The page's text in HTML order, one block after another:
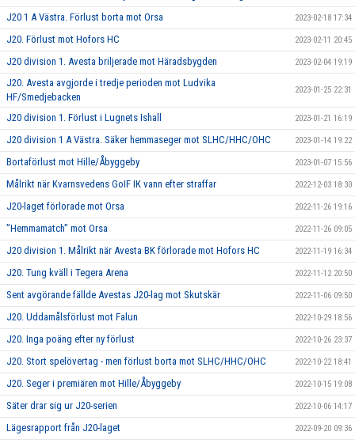
J20 1 A Västra. Förlust borta mot Orsa 2023-02-18 17:34
J20. Förlust mot Hofors HC 2023-02-11 20:45
J20 division 1. Avesta briljerade mot Häradsbygden 2023-02-04 19:19
J20. Avesta avgjorde i tredje perioden mot Ludvika
HF/Smedjebacken
2023-01-25 22:31
J20 division 1. Förlust i Lugnets Ishall 2023-01-21 16:19
J20 division 1 A Västra. Säker hemmaseger mot SLHC/HHC/OHC 2023-01-14 19:22
Bortaförlust mot Hille/Åbyggeby 2023-01-07 15:56
Målrikt när Kvarnsvedens GoIF IK vann efter straffar 2022-12-03 18:30
J20-laget förlorade mot Orsa 2022-11-26 19:16
”Hemmamatch” mot Orsa 2022-11-26 09:05
J20 division 1. Målrikt när Avesta BK förlorade mot Hofors HC 2022-11-19 16:34
J20. Tung kväll i Tegera Arena 2022-11-12 20:50
Sent avgörande fällde Avestas J20-lag mot Skutskär 2022-11-06 09:50
J20. Uddamålsförlust mot Falun 2022-10-29 18:56
J20. Inga poäng efter ny förlust 2022-10-26 23:37
J20. Stort spelövertag - men förlust borta mot SLHC/HHC/OHC 2022-10-22 18:41
J20. Seger i premiären mot Hille/Åbyggeby 2022-10-15 19:08
Säter drar sig ur J20-serien 2022-10-06 14:17
Lägesrapport från J20-laget 2022-09-20 09:36